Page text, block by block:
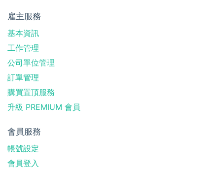
雇主服務
基本資訊
工作管理
公司單位管理
訂單管理
購買置頂服務
升級 PREMIUM 會員
會員服務
帳號設定
會員登入